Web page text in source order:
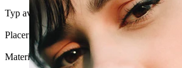
Typ av smycke:Barbell
Placering:Snug, Rook, Ögonbryn, Daith, Anti-
Material:Titan